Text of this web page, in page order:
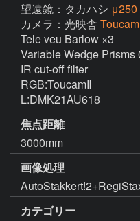
望遠鏡：タカハシ μ250
カメラ：光映舎
Tele veu Barlow ×3
Variable Wedge Prisms
IR cut-off filter
RGB:ToucamⅡ
L:DMK21AU618
焦点距離
3000mm
画像処理
カテゴリー